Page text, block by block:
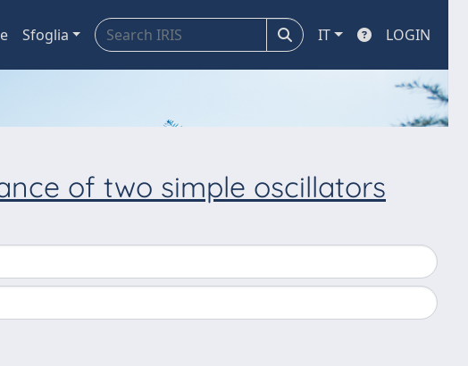
Sfoglia IT LOGIN
of two simple oscillators